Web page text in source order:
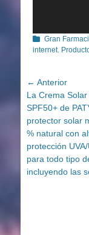
Categorías
Gran
internet.
Navegación
de
entradas
← Anterior
Entrada
anterior:
La Crema
SPF50+ de
protector solar
% natural con
protección
para todo tipo
incluyendo las